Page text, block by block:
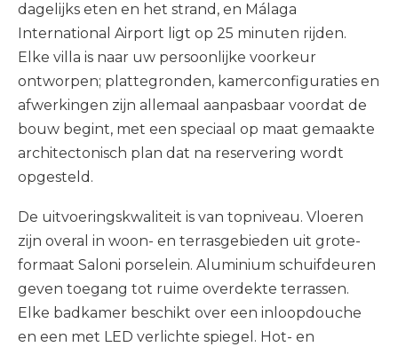
dagelijks eten en het strand, en Málaga
International Airport ligt op 25 minuten rijden.
Elke villa is naar uw persoonlijke voorkeur
ontworpen; plattegronden, kamerconfiguraties en
afwerkingen zijn allemaal aanpasbaar voordat de
bouw begint, met een speciaal op maat gemaakte
architectonisch plan dat na reservering wordt
opgesteld.
De uitvoeringskwaliteit is van topniveau. Vloeren
zijn overal in woon- en terrasgebieden uit grote-
formaat Saloni porselein. Aluminium schuifdeuren
geven toegang tot ruime overdekte terrassen.
Elke badkamer beschikt over een inloopdouche
en een met LED verlichte spiegel. Hot- en